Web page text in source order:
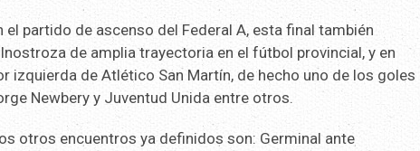
partido de ascenso del Federal A, esta final también
de amplia trayectoria en el fútbol provincial, y en
izquierda de Atlético San Martín, de hecho uno de los goles
Newbery y Juventud Unida entre otros.
otros encuentros ya definidos son: Germinal ante